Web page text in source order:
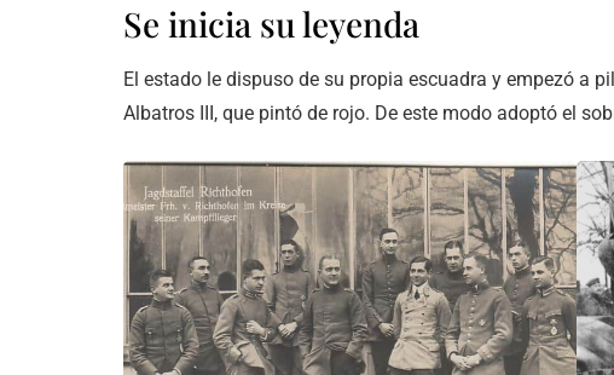
Se inicia su leyenda
El estado le dispuso de su propia escuadra y empezó a
Albatros III, que pintó de rojo. De este modo adoptó el